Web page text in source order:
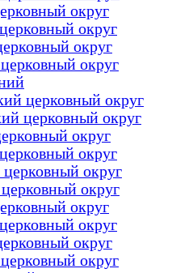
округ
округ
округ
округ
церковный округ
церковный округ
округ
округ
округ
округ
округ
округ
округ
округ